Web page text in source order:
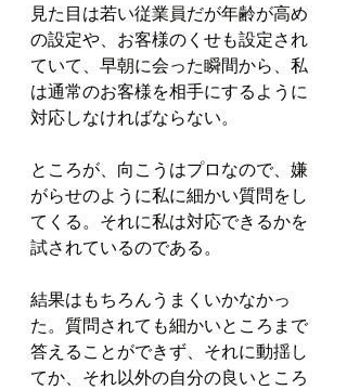
見た目は若い従業員だが年齢が高め
の設定や、お客様のくせも設定され
ていて、早朝に会った瞬間から、私
は通常のお客様を相手にするように
対応しなければならない。
ところが、向こうはプロなので、嫌
がらせのように私に細かい質問をし
てくる。それに私は対応できるかを
試されているのである。
結果はもちろんうまくいかなかっ
た。質問されても細かいところまで
答えることができず、それに動揺し
てか、それ以外の自分の良いところ